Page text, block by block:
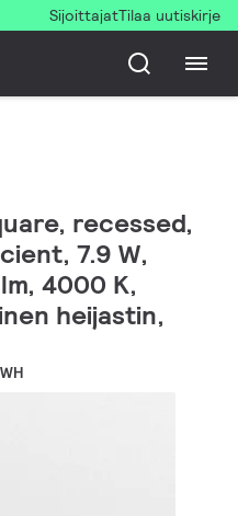
SijoittajatTilaa uutiskirje
recessed,
7.9 W,
4000 K,
heijastin,